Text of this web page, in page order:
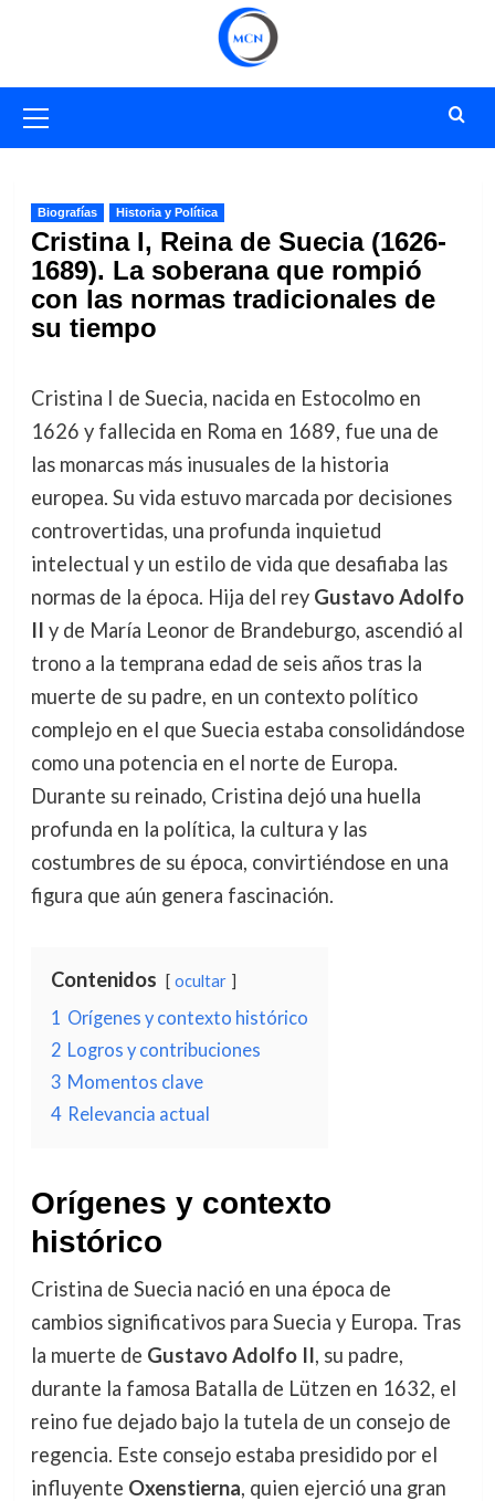
primario
Biografías Historia y Política
Cristina I, Reina de Suecia (1626-
1689). La soberana que rompió
con las normas tradicionales de
su tiempo
Cristina I de Suecia, nacida en Estocolmo en
1626 y fallecida en Roma en 1689, fue una de
las monarcas más inusuales de la historia
europea. Su vida estuvo marcada por decisiones
controvertidas, una profunda inquietud
intelectual y un estilo de vida que desafiaba las
normas de la época. Hija del rey Gustavo Adolfo
II y de María Leonor de Brandeburgo, ascendió al
trono a la temprana edad de seis años tras la
muerte de su padre, en un contexto político
complejo en el que Suecia estaba consolidándose
como una potencia en el norte de Europa.
Durante su reinado, Cristina dejó una huella
profunda en la política, la cultura y las
costumbres de su época, convirtiéndose en una
figura que aún genera fascinación.
Contenidos ocultar
1 Orígenes y contexto histórico
2 Logros y contribuciones
3 Momentos clave
4 Relevancia actual
Orígenes y contexto
histórico
Cristina de Suecia nació en una época de
cambios significativos para Suecia y Europa. Tras
la muerte de Gustavo Adolfo II, su padre,
durante la famosa Batalla de Lützen en 1632, el
reino fue dejado bajo la tutela de un consejo de
regencia. Este consejo estaba presidido por el
influyente Oxenstierna, quien ejerció una gran